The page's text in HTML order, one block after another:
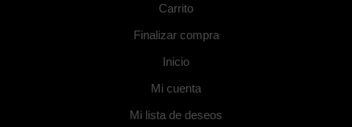
Carrito
Finalizar compra
Inicio
Mi cuenta
Mi lista de deseos